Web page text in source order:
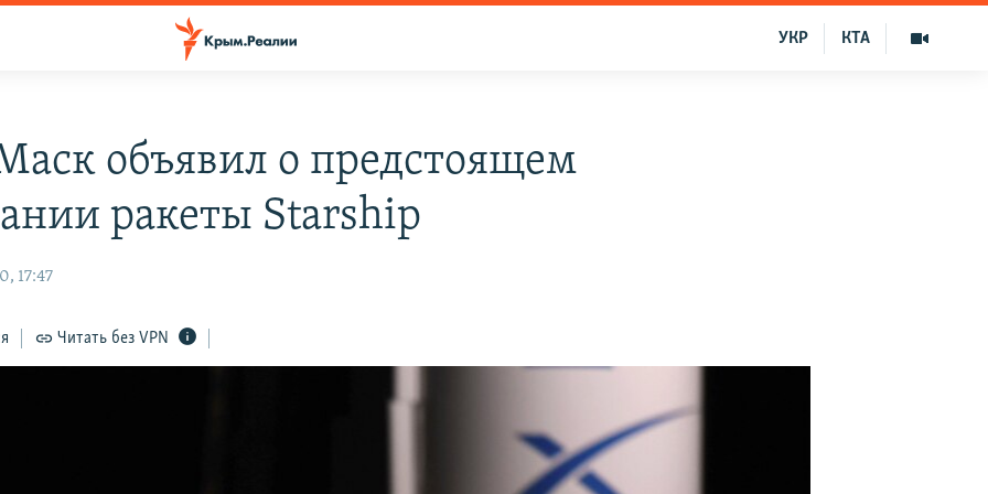
КТА
УКР
объявил о предстоящем
ракеты Starship
17:47
Читать без VPN